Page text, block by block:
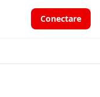
Conectare